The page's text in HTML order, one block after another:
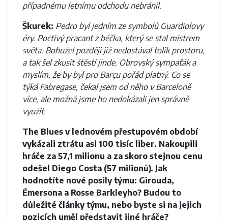
případnému letnímu odchodu nebránil.
Škurek: Pedro byl jedním ze symbolů Guardiolovy
éry. Poctivý pracant z béčka, který se stal mistrem
světa. Bohužel později již nedostával tolik prostoru,
a tak šel zkusit štěstí jinde. Obrovský sympaťák a
myslím, že by byl pro Barçu pořád platný. Co se
týká Fabregase, čekal jsem od něho v Barceloně
více, ale možná jsme ho nedokázali jen správně
využít.
The Blues v lednovém přestupovém období
vykázali ztrátu asi 100 tisíc liber. Nakoupili
hráče za 57,1 milionu a za skoro stejnou cenu
odešel Diego Costa (57 milionů). Jak
hodnotíte nové posily týmu: Girouda,
Émersona a Rosse Barkleyho? Budou to
důležité články týmu, nebo byste si na jejich
pozicích uměl představit jiné hráče?